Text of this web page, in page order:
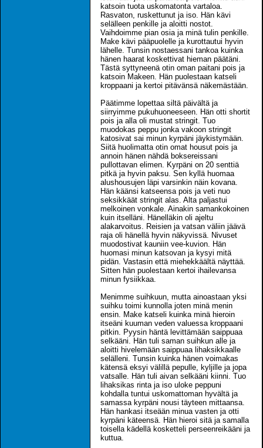
katsoin tuota uskomatonta vartaloa.
Rasvaton, ruskettunut ja iso. Hän kävi
selälleen penkille ja aloitti nostot.
Vaihdoimme pian osia ja minä tulin penkille.
Make kävi pääpuolelle ja kurottautui hyvin
lähelle. Tunsin nostaessani tankoa kuinka
hänen haarat koskettivat hieman päätäni.
Tästä syttyneenä otin oman paitani pois ja
katsoin Makeen. Hän puolestaan katseli
kroppaani ja kertoi pitävänsä näkemästään.
Päätimme lopettaa siltä päivältä ja
siirryimme pukuhuoneeseen. Hän otti shortit
pois ja alla oli mustat stringit. Tuo
muodokas peppu jonka vakoon stringit
katosivat sai minun kyrpäni jäykistymään.
Siitä huolimatta otin omat housut pois ja
annoin hänen nähdä boksereissani
pullottavan elimen. Kyrpäni on 20 senttiä
pitkä ja hyvin paksu. Sen kyllä huomaa
alushousujen läpi varsinkin näin kovana.
Hän käänsi katseensa pois ja veti nuo
seksikkäät stringit alas. Alta paljastui
melkoinen vonkale. Ainakin samankokoinen
kuin itselläni. Hänelläkin oli ajeltu
alakarvoitus. Reisien ja vatsan väliin jäävä
raja oli hänellä hyvin näkyvissä. Nivuset
muodostivat kauniin vee-kuvion. Hän
huomasi minun katsovan ja kysyi mitä
pidän. Vastasin että miehekkäältä näyttää.
Sitten hän puolestaan kertoi ihailevansa
minun fysiikkaa.
Menimme suihkuun, mutta ainoastaan yksi
suihku toimi kunnolla joten minä menin
ensin. Make katseli kuinka minä hieroin
itseäni kuuman veden valuessa kroppaani
pitkin. Pyysin häntä levittämään saippuaa
selkääni. Hän tuli saman suihkun alle ja
aloitti hivelemään saippuaa lihaksikkaalle
selälleni. Tunsin kuinka hänen voimakas
kätensä eksyi välillä pepulle, kyljille ja jopa
vatsalle. Hän tuli aivan selkääni kiinni. Tuo
lihaksikas rinta ja iso uloke peppuni
kohdalla tuntui uskomattoman hyvältä ja
samassa kyrpäni nousi täyteen mittaansa.
Hän hankasi itseään minua vasten ja otti
kyrpäni käteensä. Hän hieroi sitä ja samalla
toisella kädellä kosketteli perseenreikääni ja
kuttua.